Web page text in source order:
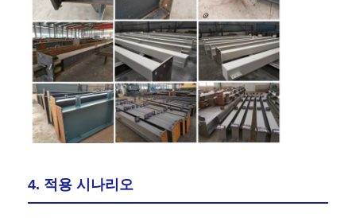
4. 적용 시나리오